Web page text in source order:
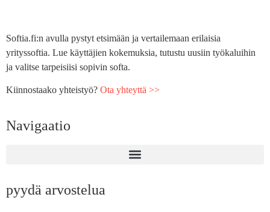
Softia.fi:n avulla pystyt etsimään ja vertailemaan erilaisia
yrityssoftia. Lue käyttäjien kokemuksia, tutustu uusiin työkaluihin
ja valitse tarpeisiisi sopivin softa.
Kiinnostaako yhteistyö? Ota yhteyttä >>
Navigaatio
pyydä arvostelua